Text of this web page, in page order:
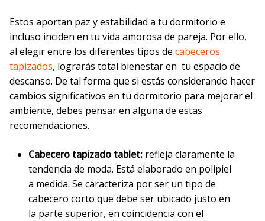
Estos aportan paz y estabilidad a tu dormitorio e
incluso inciden en tu vida amorosa de pareja. Por ello,
al elegir entre los diferentes tipos de cabeceros
tapizados, lograrás total bienestar en tu espacio de
descanso. De tal forma que si estás considerando hacer
cambios significativos en tu dormitorio para mejorar el
ambiente, debes pensar en alguna de estas
recomendaciones.
Cabecero tapizado tablet: refleja claramente la
tendencia de moda. Está elaborado en polipiel
a medida. Se caracteriza por ser un tipo de
cabecero corto que debe ser ubicado justo en
la parte superior, en coincidencia con el